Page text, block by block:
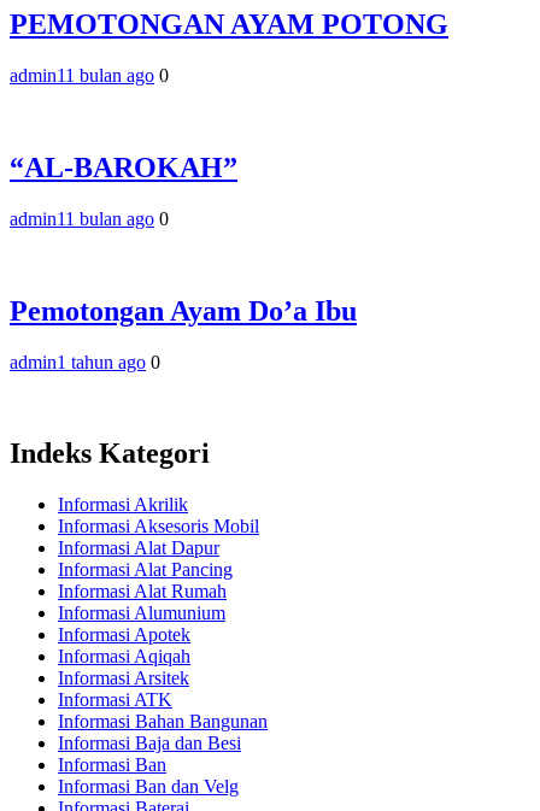
PEMOTONGAN AYAM POTONG
admin11 bulan ago 0
“AL-BAROKAH”
admin11 bulan ago 0
Pemotongan Ayam Do’a Ibu
admin1 tahun ago 0
Indeks Kategori
Informasi Akrilik
Informasi Aksesoris Mobil
Informasi Alat Dapur
Informasi Alat Pancing
Informasi Alat Rumah
Informasi Alumunium
Informasi Apotek
Informasi Aqiqah
Informasi Arsitek
Informasi ATK
Informasi Bahan Bangunan
Informasi Baja dan Besi
Informasi Ban
Informasi Ban dan Velg